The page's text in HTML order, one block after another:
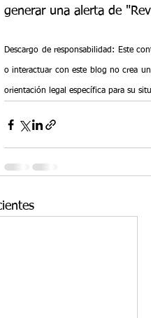
generar una alerta de
Descargo de responsabilidad: Este
o interactuar con este blog no crea
orientación legal específica para su